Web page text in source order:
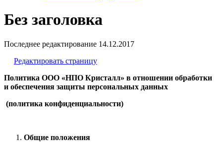
Без заголовка
Последнее редактирование 14.12.2017
Редактировать страницу
Политика ООО «НПО Кристалл» в отношении обработки
и обеспечения защиты персональных данных
(политика конфиденциальности)
Общие положения